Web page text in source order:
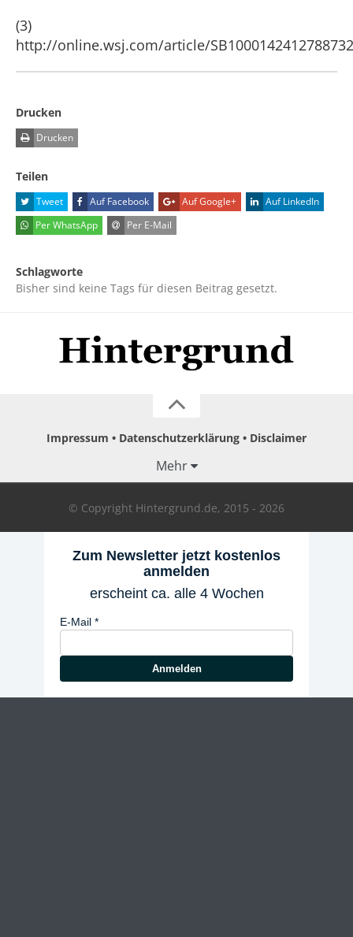
(3)
http://online.wsj.com/article/
Drucken
Drucken
Teilen
Tweet Auf Facebook Auf Google+
Auf LinkedIn
Per WhatsApp
Per E-Mail
Schlagworte
Bisher sind keine Tags für diesen Beitrag gesetzt.
Impressum Datenschutzerklärung Disclaimer
Mehr
© Copyright Hintergrund.de, 2015 - 2026
Zum Newsletter jetzt kostenlos
anmelden
erscheint ca. alle 4 Wochen
E-Mail
Anmelden